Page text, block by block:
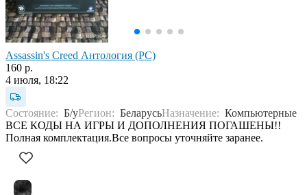
Assassin's Creed Антология (PC)
160 р.
4 июля, 18:22
Состояние: Б/уРегион: БеларусьНазначение: Компьютерные
ВСЕ КОДЫ НА ИГРЫ И ДОПОЛНЕНИЯ ПОГАШЕНЫ!!
Полная комплектация.Все вопросы уточняйте заранее.